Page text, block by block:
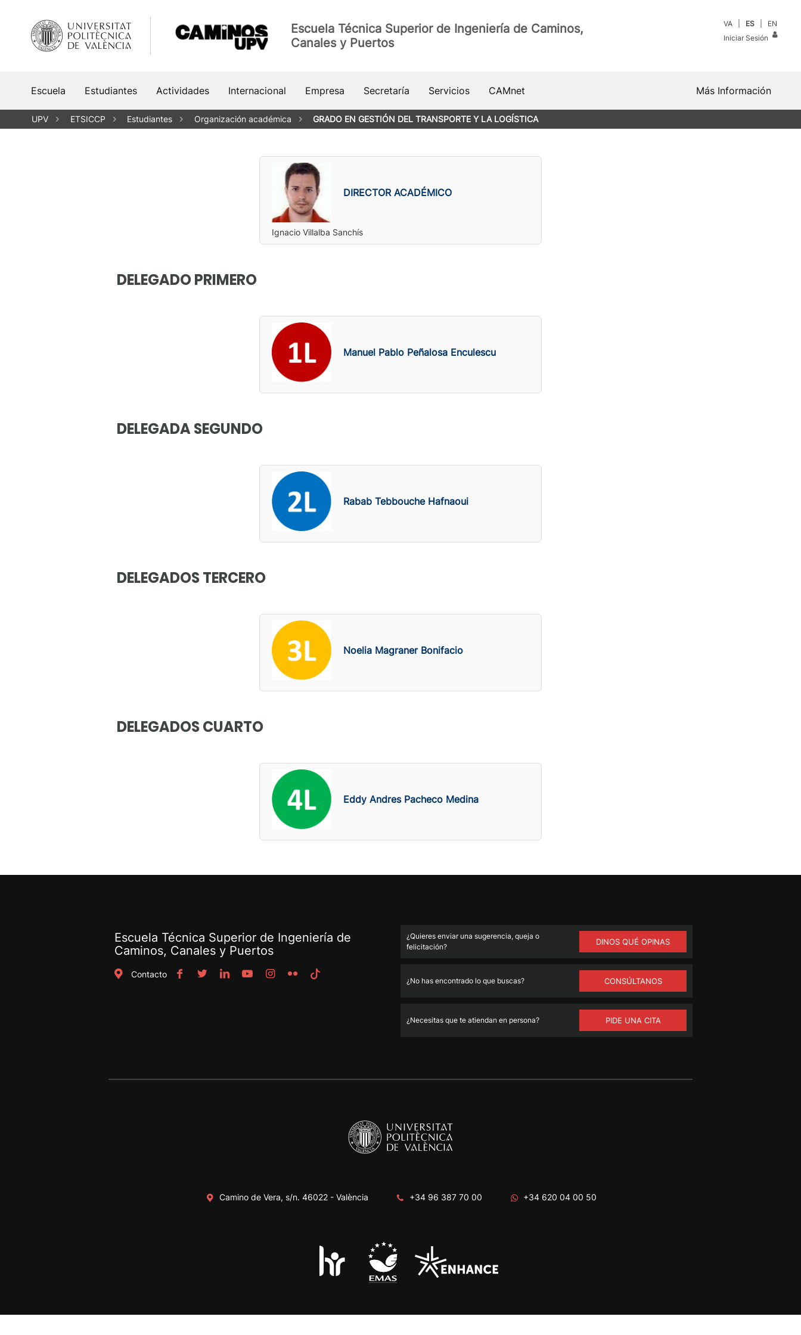
contenido
Escuela Técnica Superior de Ingeniería de Caminos,
Canales y Puertos
VA ES
EN
Iniciar Sesión
Escuela Estudiantes Actividades Internacional Empresa Secretaría Servicios CAMnet Más Información
UPV ETSICCP Estudiantes Organización académica GRADO EN GESTIÓN DEL TRANSPORTE Y LA LOGÍSTICA
DIRECTOR ACADÉMICO
Ignacio Villalba Sanchís
DELEGADO PRIMERO
Manuel Pablo Peñalosa Enculescu
DELEGADA SEGUNDO
Rabab Tebbouche Hafnaoui
DELEGADOS TERCERO
Noelia Magraner Bonifacio
DELEGADOS CUARTO
Eddy Andres Pacheco Medina
Escuela Técnica Superior de Ingeniería de
Caminos, Canales y Puertos
Contacto
¿Quieres enviar una sugerencia, queja o
felicitación?
DINOS QUÉ OPINAS
¿No has encontrado lo que buscas? CONSÚLTANOS
¿Necesitas que te atiendan en persona? PIDE UNA CITA
Camino de Vera, s/n. 46022 - València +34 96 387 70 00 +34 620 04 00 50